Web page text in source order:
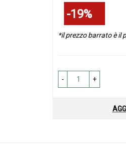
del19%
*il prezzo barrato è il
- +